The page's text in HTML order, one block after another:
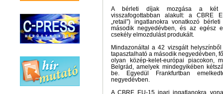
A bérleti díjak mozgása a két
visszafogottabban alakult: a CBRE
„retail”) ingatlanokra vonatkozó
második negyedévben, és az egész
csekély elmozdulást produkált.
Mindazonáltal a 42 vizsgált
tapasztalható a második negyedévben,
olyan közép-kelet-európai piacokon,
Belgrád, amelyek mindegyikében
be. Egyedül Frankfurtban
negyedévben.
A CBRE EU-15 ipari ingatlanokra